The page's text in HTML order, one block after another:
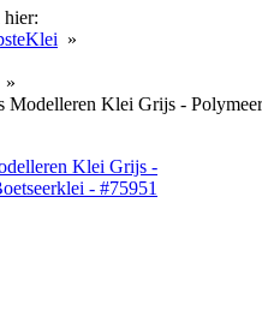
hier:
»
»
Modelleren Klei Grijs -